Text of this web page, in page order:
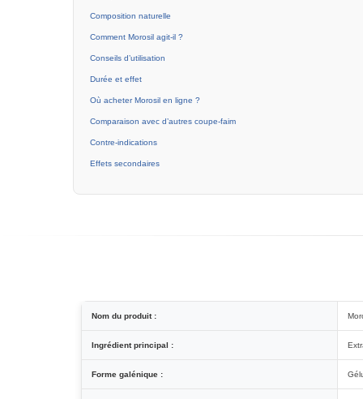
Composition naturelle
Comment Morosil agit-il ?
Conseils d’utilisation
Durée et effet
Où acheter Morosil en ligne ?
Comparaison avec d’autres coupe-faim
Contre-indications
Effets secondaires
Nom du produit :
Ingrédient principal :
Forme galénique :